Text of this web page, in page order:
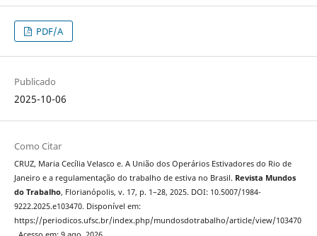
PDF/A
Publicado
2025-10-06
Como Citar
CRUZ, Maria Cecília Velasco e. A União dos Operários Estivadores do Rio de
Janeiro e a regulamentação do trabalho de estiva no Brasil. Revista Mundos
do Trabalho, Florianópolis, v. 17, p. 1–28, 2025. DOI: 10.5007/1984-
9222.2025.e103470. Disponível em:
https://periodicos.ufsc.br/index.php/mundosdotrabalho/article/view/103470